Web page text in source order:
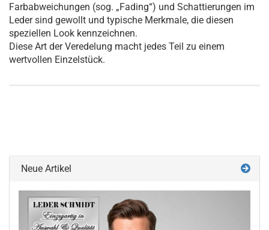
Farbabweichungen (sog. „Fading“) und Schattierungen im
Leder sind gewollt und typische Merkmale, die diesen
speziellen Look kennzeichnen.
Diese Art der Veredelung macht jedes Teil zu einem
wertvollen Einzelstück.
Neue Artikel